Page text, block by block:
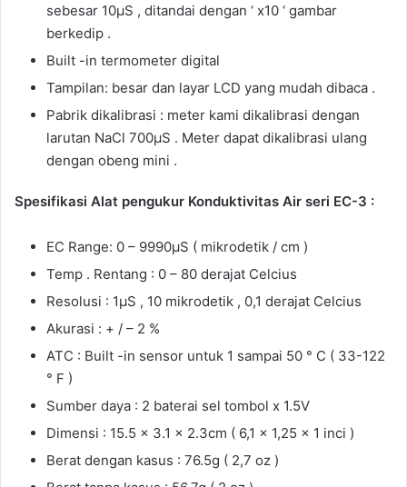
sebesar 10μS , ditandai dengan ‘ x10 ‘ gambar
berkedip .
Built -in termometer digital
Tampilan: besar dan layar LCD yang mudah dibaca .
Pabrik dikalibrasi : meter kami dikalibrasi dengan
larutan NaCl 700μS . Meter dapat dikalibrasi ulang
dengan obeng mini .
Spesifikasi Alat pengukur Konduktivitas Air seri EC-3 :
EC Range: 0 – 9990μS ( mikrodetik / cm )
Temp . Rentang : 0 – 80 derajat Celcius
Resolusi : 1μS , 10 mikrodetik , 0,1 derajat Celcius
Akurasi : + / – 2 %
ATC : Built -in sensor untuk 1 sampai 50 ° C ( 33-122
° F )
Sumber daya : 2 baterai sel tombol x 1.5V
Dimensi : 15.5 x 3.1 x 2.3cm ( 6,1 x 1,25 x 1 inci )
Berat dengan kasus : 76.5g ( 2,7 oz )